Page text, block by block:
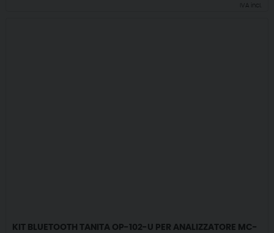
IVA incl.
KIT BLUETOOTH TANITA OP-102-U PER ANALIZZATORE MC-